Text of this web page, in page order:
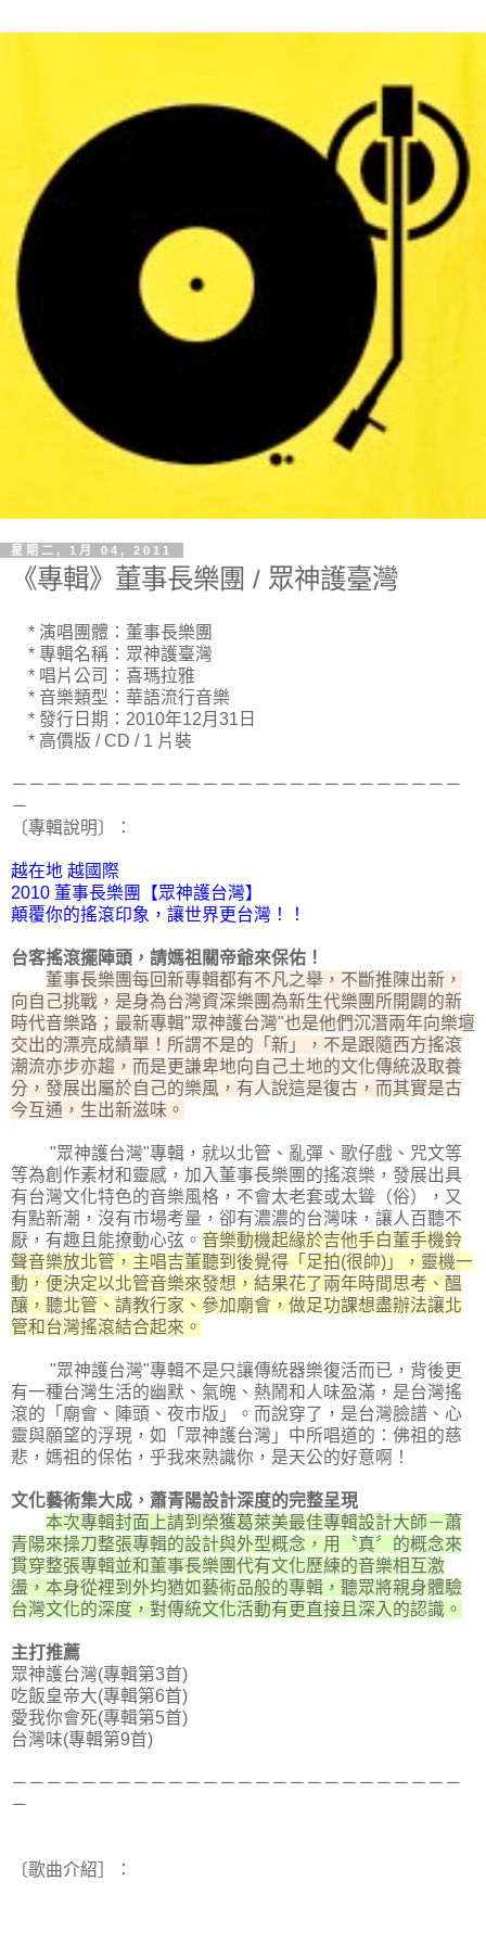
星期二, 1月 04, 2011
《專輯》董事長樂團 / 眾神護臺灣
* 演唱團體：董事長樂團
* 專輯名稱：眾神護臺灣
* 唱片公司：喜瑪拉雅
* 音樂類型：華語流行音樂
* 發行日期：2010年12月31日
* 高價版 / CD / 1 片裝
－－－－－－－－－－－－－－－－－－－－－－－－－－
－
〔專輯說明〕：
越在地 越國際
2010 董事長樂團【眾神護台灣】
顛覆你的搖滾印象，讓世界更台灣！！
台客搖滾擺陣頭，請媽祖關帝爺來保佑！
董事長樂團每回新專輯都有不凡之舉，不斷推陳出新，
向自己挑戰，是身為台灣資深樂團為新生代樂團所開闢的新
時代音樂路；最新專輯"眾神護台灣"也是他們沉潛兩年向樂壇
交出的漂亮成績單！所謂不是的「新」，不是跟隨西方搖滾
潮流亦步亦趨，而是更謙卑地向自己土地的文化傳統汲取養
分，發展出屬於自己的樂風，有人說這是復古，而其實是古
今互通，生出新滋味。
"眾神護台灣"專輯，就以北管、亂彈、歌仔戲、咒文等
等為創作素材和靈感，加入董事長樂團的搖滾樂，發展出具
有台灣文化特色的音樂風格，不會太老套或太聳（俗），又
有點新潮，沒有市場考量，卻有濃濃的台灣味，讓人百聽不
厭，有趣且能撩動心弦。 音樂動機起緣於吉他手白董手機鈴
聲音樂放北管，主唱吉董聽到後覺得「足拍(很帥)」，靈機一
動，便決定以北管音樂來發想，結果花了兩年時間思考、醞
釀，聽北管、請教行家、參加廟會，做足功課想盡辦法讓北
管和台灣搖滾結合起來。
"眾神護台灣"專輯不是只讓傳統器樂復活而已，背後更
有一種台灣生活的幽默、氣魄、熱鬧和人味盈滿，是台灣搖
滾的「廟會、陣頭、夜市版」。而說穿了，是台灣臉譜、心
靈與願望的浮現，如「眾神護台灣」中所唱道的：佛祖的慈
悲，媽祖的保佑，乎我來熟識你，是天公的好意啊！
文化藝術集大成，蕭青陽設計深度的完整呈現
本次專輯封面上請到榮獲葛萊美最佳專輯設計大師－蕭
青陽來操刀整張專輯的設計與外型概念，用〝真〞的概念來
貫穿整張專輯並和董事長樂團代有文化歷練的音樂相互激
盪，本身從裡到外均猶如藝術品般的專輯，聽眾將親身體驗
台灣文化的深度，對傳統文化活動有更直接且深入的認識。
主打推薦
眾神護台灣(專輯第3首)
吃飯皇帝大(專輯第6首)
愛我你會死(專輯第5首)
台灣味(專輯第9首)
－－－－－－－－－－－－－－－－－－－－－－－－－－
－
〔歌曲介紹］：